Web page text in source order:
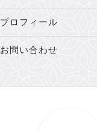
プロフィール
お問い合わせ